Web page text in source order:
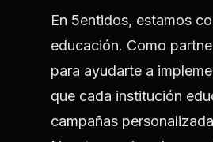
En 5entidos, estamos
educación. Como
para ayudarte a
que cada institución
campañas